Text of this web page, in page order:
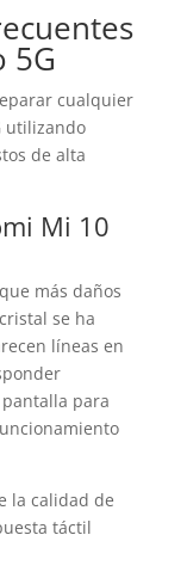
5G
cualquier
utilizando
de alta
Mi 10
más daños
se ha
líneas en
para
la calidad de
táctil